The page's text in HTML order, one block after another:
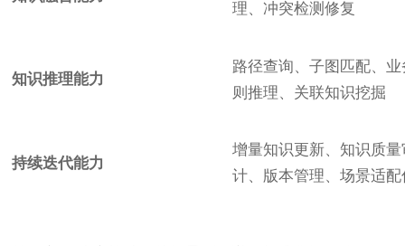
理、冲突检测修复
知识推理能力
路径查询、子图匹配、
则推理、关联知识挖掘
持续迭代能力
增量知识更新、知识质量
计、版本管理、场景适